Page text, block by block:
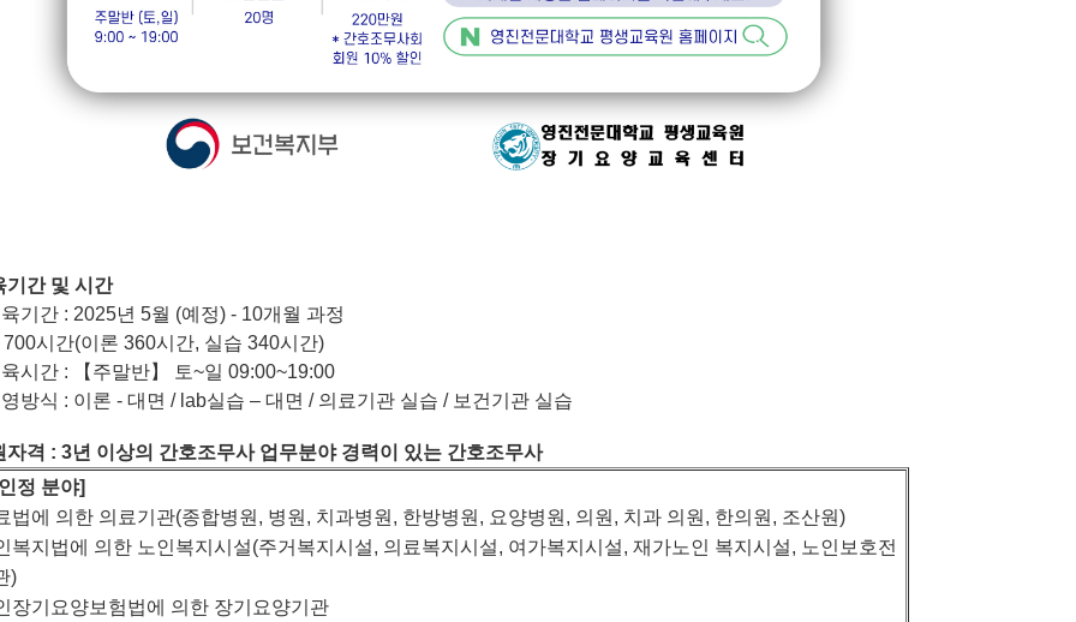
기간 및 시간
기간 : 2025년 5월 (예정)- 10개월 과정
700시간(이론 360시간, 실습 340시간)
시간 : 【 주말반】 토~일 09:00~19:00
방식 : 이론 - 대면 / lab실습 – 대면 / 의료기관 실습 / 보건기관 실습
자격 : 3년 이상의 간호조무사 업무분야 경력이 있는 간호조무사
정 분야]
법에 의한 의료기관(종합병원 , 병원 , 치과병원 , 한방병원 , 요양병원 , 의원 , 치과 의원 , 한의원 , 조산원)
복지법에 의한 노인복지시설(주거복지시설, 의료복지시설, 여가복지시설, 재가노인 복지시설, 노인보호전
)
장기요양보험법에 의한 장기요양기관